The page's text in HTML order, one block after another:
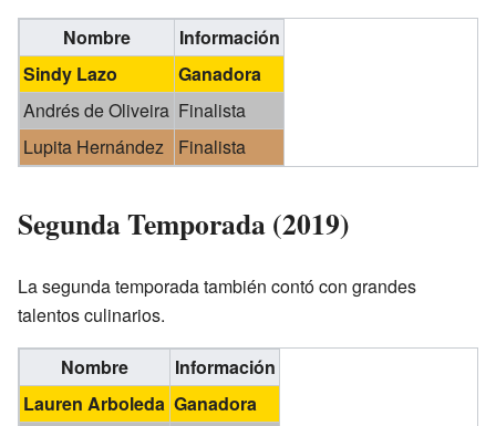
Nombre
Información
Sindy Lazo
Ganadora
Andrés de Oliveira Finalista
Lupita Hernández
Finalista
Segunda Temporada (2019)
La segunda temporada también contó con grandes
talentos culinarios.
Nombre
Información
Lauren Arboleda Ganadora